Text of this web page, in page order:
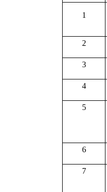
1
2
3
4
5
6
7